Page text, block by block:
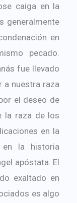
caiga en la
generalmente
en
pecado.
fue llevado
a nuestra raza
el deseo de
la raza de los
en la
en la historia
apóstata. El
exaltado en
es algo